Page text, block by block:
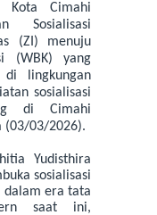
Kota Cimahi
Sosialisasi
(ZI) menuju
(WBK) yang
di lingkungan
sosialisasi
di Cimahi
(03/03/2026).
Yudisthira
sosialisasi
dalam era tata
saat ini,